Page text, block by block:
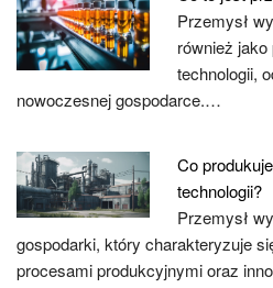
Przemysł
również
technologii,
nowoczesnej gospodarce.…
Co
technologii?
Przemysł
gospodarki, który charakteryzuje
procesami produkcyjnymi oraz